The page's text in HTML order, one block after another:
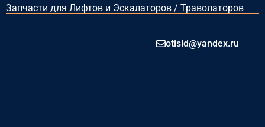
Запчасти для Лифтов и Эскалаторов / Траволаторов
otisld@yandex.ru